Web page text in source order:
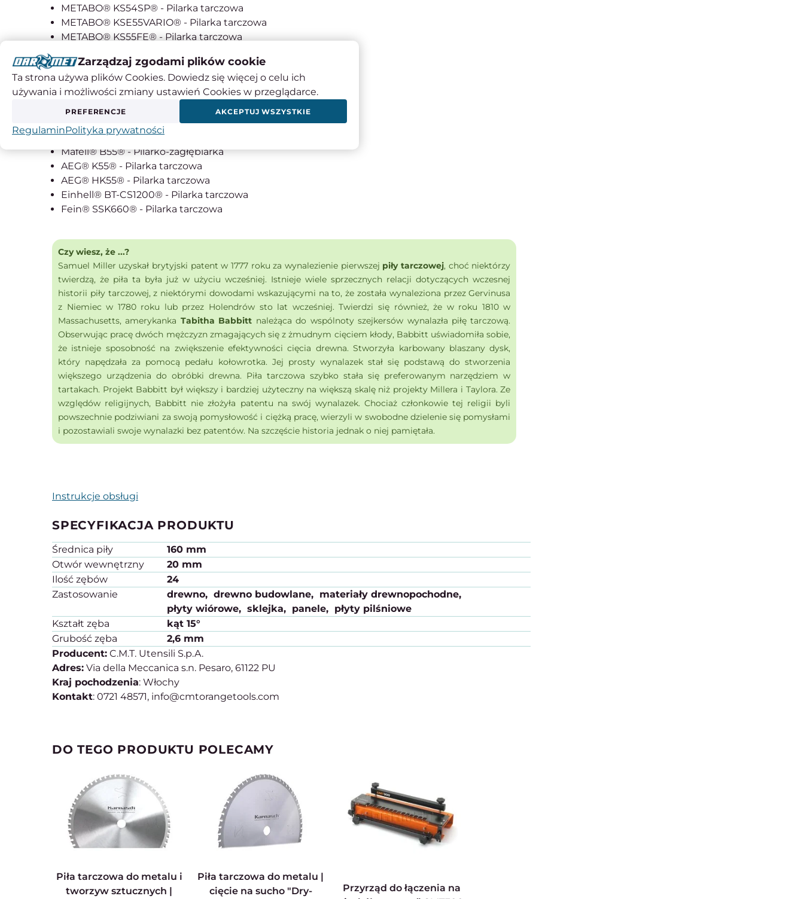
METABO® KS54SP® - Pilarka tarczowa
METABO® KSE55VARIO® - Pilarka tarczowa
METABO® KS55FE® - Pilarka tarczowa
Mafell® MKS55® - Pilarka tarczowa
Mafell® MS 55® - Pilarka tarczowa
Mafell® FU50® - Pilarka tarczowa
Mafell® X55® - Pilarka tarczowa
Mafell® XE55® - Pilarka tarczowa
Mafell® MT55CC® - Pilarko zagłębiarka
Mafell® B55® - Pilarko-zagłębiarka
AEG® K55® - Pilarka tarczowa
AEG® HK55® - Pilarka tarczowa
Einhell® BT-CS1200® - Pilarka tarczowa
Fein® SSK660® - Pilarka tarczowa
Czy wiesz, że ...?
Samuel Miller uzyskał brytyjski patent w 1777 roku za wynalezienie pierwszej piły tarczowej, choć niektórzy
twierdzą, że piła ta była już w użyciu wcześniej. Istnieje wiele sprzecznych relacji dotyczących wczesnej
historii piły tarczowej, z niektórymi dowodami wskazującymi na to, że została wynaleziona przez Gervinusa
z Niemiec w 1780 roku lub przez Holendrów sto lat wcześniej. Twierdzi się również, że w roku 1810 w
Massachusetts, amerykanka Tabitha Babbitt należąca do wspólnoty szejkersów wynalazła piłę tarczową.
Obserwując pracę dwóch mężczyzn zmagających się z żmudnym cięciem kłody, Babbitt uświadomiła sobie,
że istnieje sposobność na zwiększenie efektywności cięcia drewna. Stworzyła karbowany blaszany dysk,
który napędzała za pomocą pedału kołowrotka. Jej prosty wynalazek stał się podstawą do stworzenia
większego urządzenia do obróbki drewna. Piła tarczowa szybko stała się preferowanym narzędziem w
tartakach. Projekt Babbitt był większy i bardziej użyteczny na większą skalę niż projekty Millera i Taylora. Ze
względów religijnych, Babbitt nie złożyła patentu na swój wynalazek. Chociaż członkowie tej religii byli
powszechnie podziwiani za swoją pomysłowość i ciężką pracę, wierzyli w swobodne dzielenie się pomysłami
i pozostawiali swoje wynalazki bez patentów. Na szczęście historia jednak o niej pamiętała.
Instrukcje obsługi
SPECYFIKACJA PRODUKTU
Średnica piły
160 mm
Otwór wewnętrzny
20 mm
Ilość zębów
24
Zastosowanie
drewno drewno budowlane
materiały drewnopochodne
płyty wiórowe
sklejka panele
płyty pilśniowe
Kształt zęba
kąt 15°
Grubość zęba
2,6 mm
Producent: C.M.T. Utensili S.p.A.
Adres: Via della Meccanica s.n. Pesaro, 61122 PU
Kraj pochodzenia: Włochy
Kontakt: 0721 48571, info@cmtorangetools.com
DO TEGO PRODUKTU POLECAMY
Piła tarczowa do metalu i
tworzyw sztucznych |
Piła tarczowa do metalu |
cięcie na sucho "Dry-
Przyrząd do łączenia na
Zarządzaj zgodami plików cookie
Ta strona używa plików Cookies. Dowiedz się więcej o celu ich
używania i możliwości zmiany ustawień Cookies w przeglądarce.
PREFERENCJE AKCEPTUJ WSZYSTKIE
RegulaminPolityka prywatności